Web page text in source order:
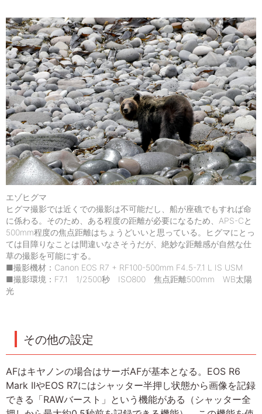
エゾヒグマ
ヒグマ撮影では近くでの撮影は不可能だし、船が座礁でもすれば命
に係わる。そのため、ある程度の距離が必要になるため、APS-Cと
500mm程度の焦点距離はちょうどいいと思っている。ヒグマにとっ
ては目障りなことは間違いなさそうだが、絶妙な距離感が自然な仕
草の撮影を可能にする。
■撮影機材：Canon EOS R7 + RF100-500mm F4.5-7.1 L IS USM
■撮影環境：F7.1 1/2500秒 ISO800 焦点距離500mm WB太陽
光
その他の設定
AFはキヤノンの場合はサーボAFが基本となる。EOS R6
Mark IIやEOS R7にはシャッター半押し状態から画像を記録
できる「RAWバースト」という機能がある（シャッター全